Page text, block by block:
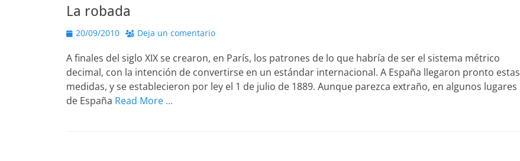
La robada
Publicado
20/09/2010 Deja un comentario
A finales del siglo XIX se crearon, en París, los patrones de lo que habría de ser el sistema métrico
decimal, con la intención de convertirse en un estándar internacional. A España llegaron pronto estas
medidas, y se establecieron por ley el 1 de julio de 1889. Aunque parezca extraño, en algunos lugares
de España Read More …